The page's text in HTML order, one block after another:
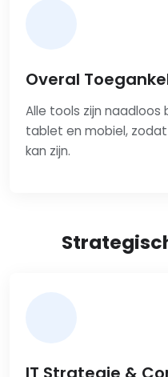
Overal
Alle tools zijn
tablet en mobiel,
kan zijn.